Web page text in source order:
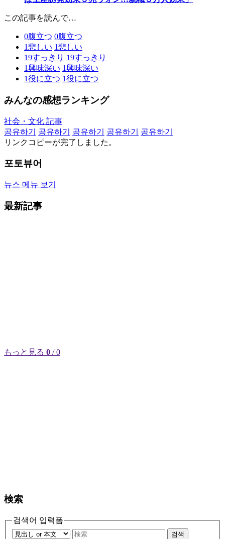
この記事を読んで…
0腹立つ 0腹立つ
1悲しい 1悲しい
19すっきり 19すっきり
1興味深い 1興味深い
1役に立つ 1役に立つ
みんなの感想ランキング
社会・文化 記事
공유하기
공유하기 공유하기 공유하기
공유하기
リンクコピーが完了しました。
포토뷰어
뉴스 메뉴 보기
最新記事
もっと見る 0 / 0
検索
검색어 입력폼
검색